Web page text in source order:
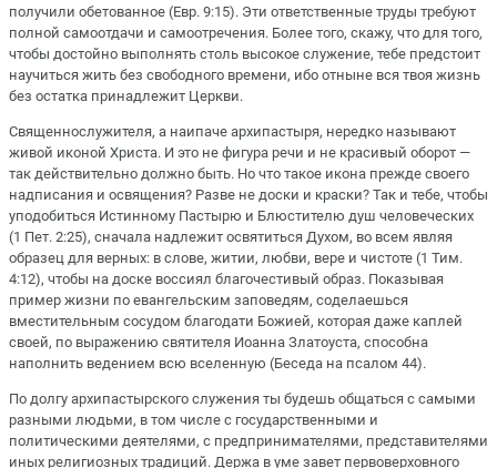
получили обетованное (Евр. 9:15). Эти ответственные труды требуют
полной самоотдачи и самоотречения. Более того, скажу, что для того,
чтобы достойно выполнять столь высокое служение, тебе предстоит
научиться жить без свободного времени, ибо отныне вся твоя жизнь
без остатка принадлежит Церкви.
Священнослужителя, а наипаче архипастыря, нередко называют
живой иконой Христа. И это не фигура речи и не красивый оборот —
так действительно должно быть. Но что такое икона прежде своего
надписания и освящения? Разве не доски и краски? Так и тебе, чтобы
уподобиться Истинному Пастырю и Блюстителю душ человеческих
(1 Пет. 2:25), сначала надлежит освятиться Духом, во всем являя
образец для верных: в слове, житии, любви, вере и чистоте (1 Тим.
4:12), чтобы на доске воссиял благочестивый образ. Показывая
пример жизни по евангельским заповедям, соделаешься
вместительным сосудом благодати Божией, которая даже каплей
своей, по выражению святителя Иоанна Златоуста, способна
наполнить ведением всю вселенную (Беседа на псалом 44).
По долгу архипастырского служения ты будешь общаться с самыми
разными людьми, в том числе с государственными и
политическими деятелями, с предпринимателями, представителями
иных религиозных традиций. Держа в уме завет первоверховного